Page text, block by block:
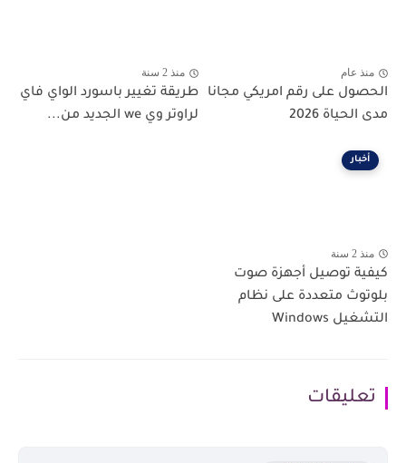
منذ عام
الحصول على رقم امريكي مجانا
مدى الحياة 2026
منذ 2 سنة
طريقة تغيير باسورد الواي فاي
لراوتر وي we الجديد من...
أخبار
منذ 2 سنة
كيفية توصيل أجهزة صوت
بلوتوث متعددة على نظام
التشغيل Windows
تعليقات